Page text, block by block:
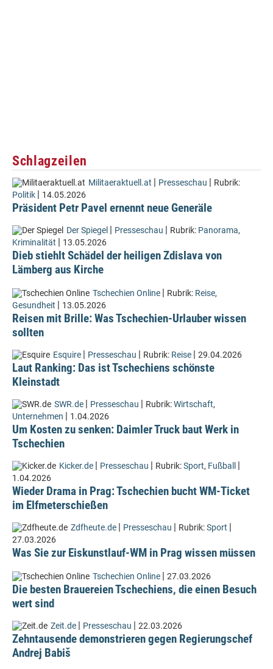
Schlagzeilen
Militaeraktuell.at | Presseschau | Rubrik:
Politik | 14.05.2026
Präsident Petr Pavel ernennt neue Generäle
Der Spiegel | Presseschau | Rubrik: Panorama,
Kriminalität | 13.05.2026
Dieb stiehlt Schädel der heiligen Zdislava von
Lämberg aus Kirche
Tschechien Online | Rubrik: Reise,
Gesundheit | 13.05.2026
Reisen mit Brille: Was Tschechien-Urlauber wissen
sollten
Esquire | Presseschau | Rubrik: Reise | 29.04.2026
Laut Ranking: Das ist Tschechiens schönste
Kleinstadt
SWR.de | Presseschau | Rubrik:Wirtschaft,
Unternehmen | 1.04.2026
Um Kosten zu senken: Daimler Truck baut Werk in
Tschechien
Kicker.de | Presseschau | Rubrik:Sport, Fußball |
1.04.2026
Wieder Drama in Prag: Tschechien bucht WM-Ticket
im Elfmeterschießen
Zdfheute.de | Presseschau | Rubrik:Sport |
27.03.2026
Was Sie zur Eiskunstlauf-WM in Prag wissen müssen
Tschechien Online | 27.03.2026
Die besten Brauereien Tschechiens, die einen Besuch
wert sind
Zeit.de | Presseschau | 22.03.2026
Zehntausende demonstrieren gegen Regierungschef
Andrej Babiš